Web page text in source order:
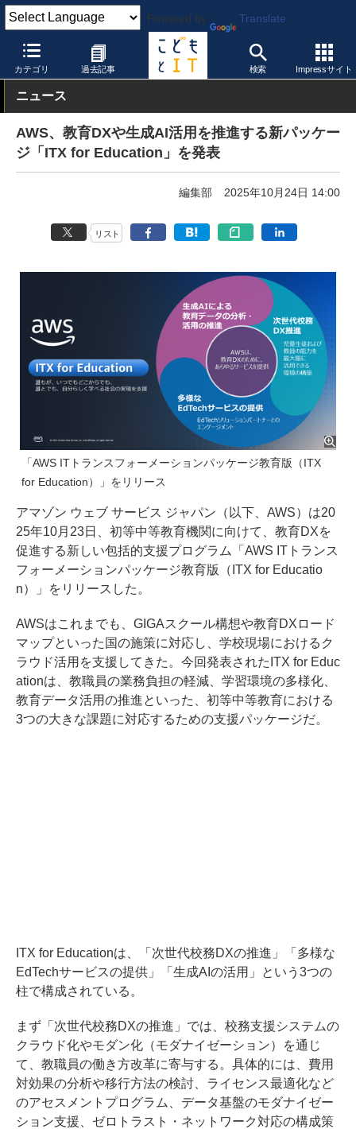
Powered by Translate
カテゴリ 過去記事 検索 Impressサイト
こどもとIT トピック 小中GIGA
ニュース
AWS、教育DXや生成AI活用を推進する新パッケー
ジ「ITX for Education」を発表
編集部 2025年10月24日 14:00
リスト
「AWS ITトランスフォーメーションパッケージ教育版（ITX
for Education）」をリリース
アマゾン ウェブ サービス ジャパン（以下、AWS）は20
25年10月23日、初等中等教育機関に向けて、教育DXを
促進する新しい包括的支援プログラム「AWS ITトランス
フォーメーションパッケージ教育版（ITX for Educatio
n）」をリリースした。
AWSはこれまでも、GIGAスクール構想や教育DXロード
マップといった国の施策に対応し、学校現場におけるク
ラウド活用を支援してきた。今回発表されたITX for Educ
ationは、教職員の業務負担の軽減、学習環境の多様化、
教育データ活用の推進といった、初等中等教育における
3つの大きな課題に対応するための支援パッケージだ。
ITX for Educationは、「次世代校務DXの推進」「多様な
EdTechサービスの提供」「生成AIの活用」という3つの
柱で構成されている。
まず「次世代校務DXの推進」では、校務支援システムの
クラウド化やモダン化（モダナイゼーション）を通じ
て、教職員の働き方改革に寄与する。具体的には、費用
対効果の分析や移行方法の検討、ライセンス最適化など
のアセスメントプログラム、データ基盤のモダナイゼー
ション支援、ゼロトラスト・ネットワーク対応の構成策